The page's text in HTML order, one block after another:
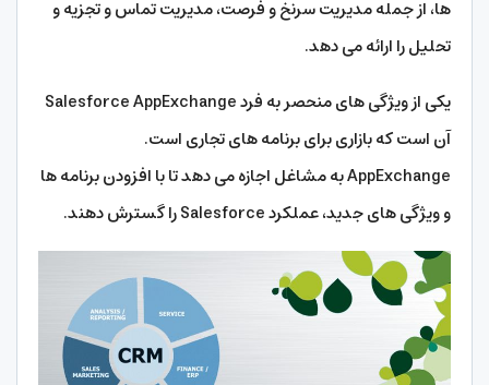
ها، از جمله مدیریت سرنخ و فرصت، مدیریت تماس و تجزیه و
تحلیل را ارائه می دهد.
یکی از ویژگی های منحصر به فرد Salesforce AppExchange
آن است که بازاری برای برنامه های تجاری است.
AppExchange به مشاغل اجازه می دهد تا با افزودن برنامه ها
و ویژگی های جدید، عملکرد Salesforce را گسترش دهند.